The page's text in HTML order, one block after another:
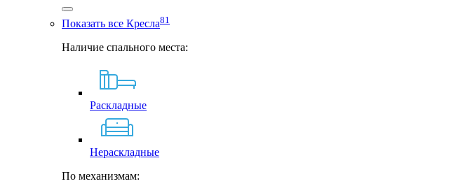
Показать все Кресла81
Наличие спального места:
Раскладные
Нераскладные
По механизмам: